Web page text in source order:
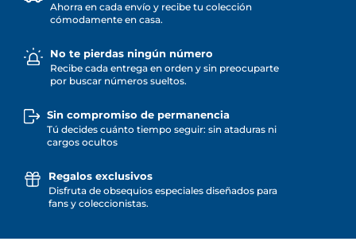
Ahorra en cada envío y recibe tu colección
cómodamente en casa.
No te pierdas ningún número
Recibe cada entrega en orden y sin preocuparte
por buscar números sueltos.
Sin compromiso de permanencia
Tú decides cuánto tiempo seguir: sin ataduras ni
cargos ocultos
Regalos exclusivos
Disfruta de obsequios especiales diseñados para
fans y coleccionistas.